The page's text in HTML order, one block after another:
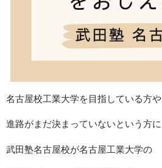
名古屋校工業大学を目指している方や
進路がまだ決まっていないという方に
武田塾名古屋校が名古屋工業大学の